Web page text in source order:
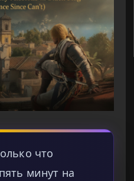
что
минут на